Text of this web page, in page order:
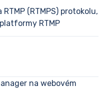
(RTMPS) protokolu,
RTMP
na webovém